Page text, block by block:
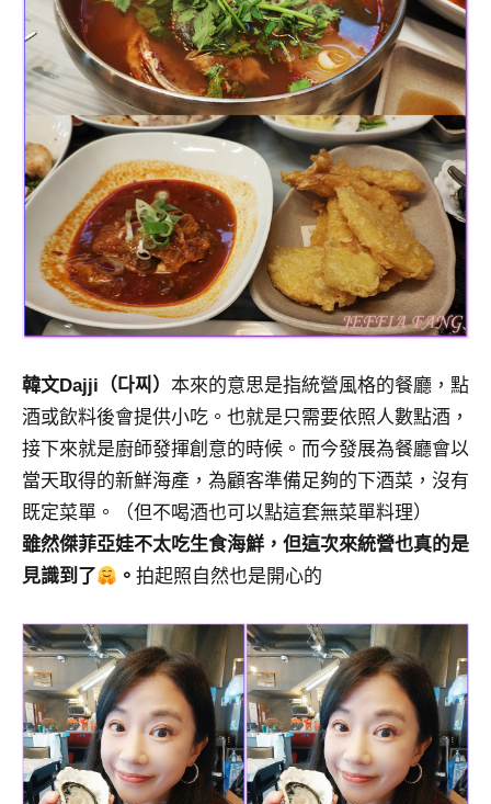
韓文Dajji（다찌） 本來的意思是指統營風格的餐廳，點
酒或飲料後會提供小吃。也就是只需要依照人數點酒，
接下來就是廚師發揮創意的時候。而今發展為餐廳會以
當天取得的新鮮海產，為顧客準備足夠的下酒菜，沒有
既定菜單。（但不喝酒也可以點這套無菜單料理）
雖然傑菲亞娃不太吃生食海鮮，但這次來統營也真的是
見識到了
。拍起照自然也是開心的